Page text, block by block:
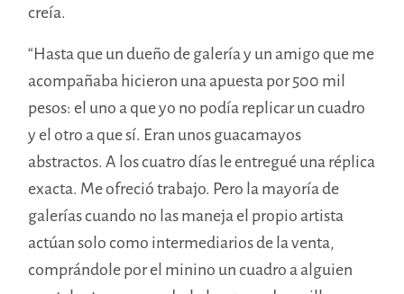
creía.
“Hasta que un dueño de galería y un amigo que me
acompañaba hicieron una apuesta por 500 mil
pesos: el uno a que yo no podía replicar un cuadro
y el otro a que sí. Eran unos guacamayos
abstractos. A los cuatro días le entregué una réplica
exacta. Me ofreció trabajo. Pero la mayoría de
galerías cuando no las maneja el propio artista
actúan solo como intermediarios de la venta,
comprándole por el minino un cuadro a alguien